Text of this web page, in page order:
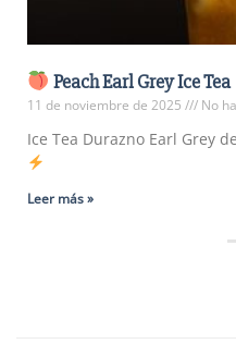
Peach Earl Grey Ice Tea
11 de noviembre de 2025 No
Ice Tea Durazno Earl Grey
Leer más »